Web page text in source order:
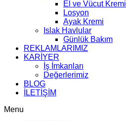
El ve Vücut Kremi
Losyon
Ayak Kremi
Islak Havlular
Günlük Bakım
REKLAMLARIMIZ
KARİYER
İş İmkanları
Değerlerimiz
BLOG
İLETİŞİM
Menu